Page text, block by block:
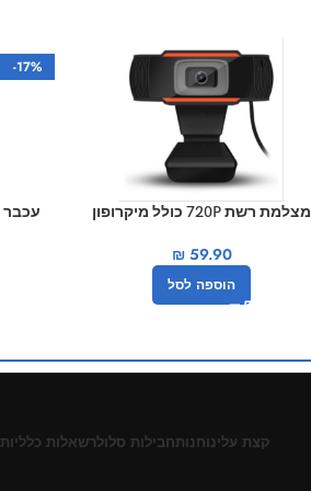
מצלמת רשת 720P כולל מיקרופון
₪59.90
הוספה לסל
-17%
קצת עלינוחנותחבילות סלולרשאלות כלליות